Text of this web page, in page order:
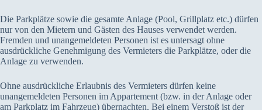
Die Parkplätze sowie die gesamte Anlage (Pool, Grillplatz etc.) dürfen
nur von den Mietern und Gästen des Hauses verwendet werden.
Fremden und unangemeldeten Personen ist es untersagt ohne
ausdrückliche Genehmigung des Vermieters die Parkplätze, oder die
Anlage zu verwenden.
Ohne ausdrückliche Erlaubnis des Vermieters dürfen keine
unangemeldeten Personen im Appartement (bzw. in der Anlage oder
am Parkplatz im Fahrzeug) übernachten. Bei einem Verstoß ist der